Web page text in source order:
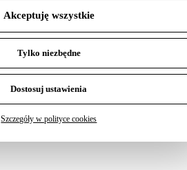
Akceptuję wszystkie
Tylko niezbędne
Dostosuj ustawienia
Szczegóły w polityce cookies